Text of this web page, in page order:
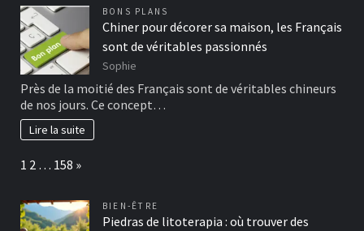
BONS PLANS
Chiner pour décorer sa maison, les Français
sont de véritables passionnés
Sophie
Près de la moitié des Français sont de véritables chineurs
de nos jours. Ce concept…
Lire la suite
Page:
1 2 … 158 Next
»
BIEN-ÊTRE
Piedras de litoterapia : où trouver des